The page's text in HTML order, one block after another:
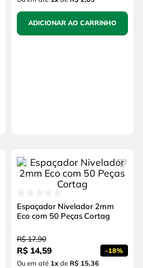
ADICIONAR AO CARRINHO
Espaçador Nivelador 2mm
Eco com 50 Peças Cortag
R$ 17,90
R$ 14,59 -18%
Ou em até 1xde R$ 15,36